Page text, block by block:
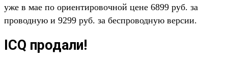
уже в мае по ориентировочной цене 6899 руб. за
проводную и 9299 руб. за беспроводную версии.
ICQ продали!